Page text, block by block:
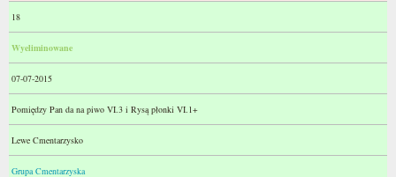
18
Wyeliminowane
07-07-2015
Pomiędzy Pan da na piwo VI.3 i Rysą płonki VI.1+
Lewe Cmentarzysko
Grupa Cmentarzyska